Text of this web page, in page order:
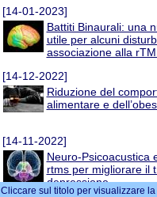
[14-01-2023]
Battiti Binaurali: una
utile per alcuni
associazione alla
[14-12-2022]
Riduzione del
alimentare e
[14-11-2022]
Neuro-Psicoacustica
rtms per migliorare il
depressione
Cliccare sul titolo per visualizzare